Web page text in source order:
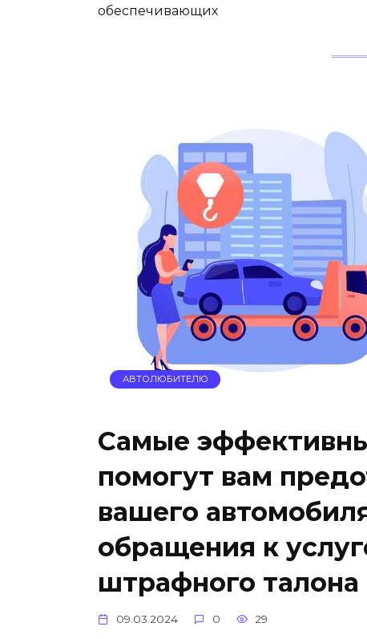
обеспечивающих
АВТОЛЮБИТЕЛЮ
Самые
помогут вам
вашего
обращения к
штрафного талона
09.03.2024 0 29